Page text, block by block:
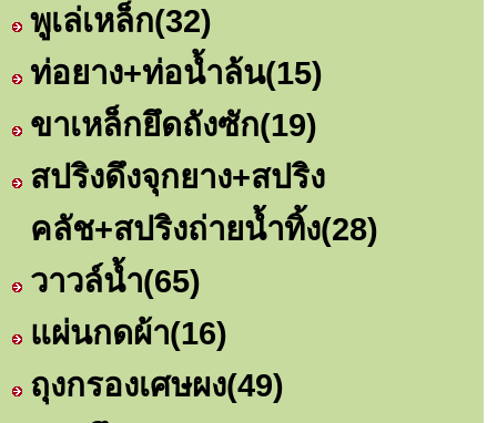
พูเล่เหล็ก(32)
ท่อยาง+ท่อน้ำล้น(15)
ขาเหล็กยึดถังซัก(19)
สปริงดึงจุกยาง+สปริง
คลัช+สปริงถ่ายน้ำทิ้ง(28)
วาวล์น้ำ(65)
แผ่นกดผ้า(16)
ถุงกรองเศษผง(49)